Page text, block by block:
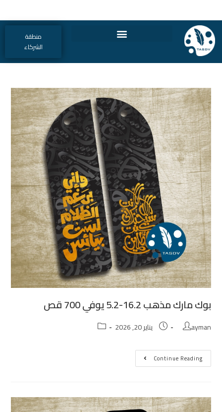
منطقة
الشركاء
بوك مارك مذهب 16.2-5.2 يوفي 700 قص
ayman يناير 20, 2026
Continue Reading